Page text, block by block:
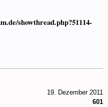
showthread.php?51114-
19. Dezember 2011
601